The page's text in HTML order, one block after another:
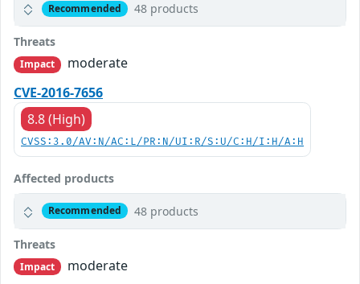
Recommended 48 products
Threats
Impact
moderate
CVE-2016-7656
8.8 (High)
CVSS:3.0/AV:N/AC:L/PR:N/UI:R/S:U/C:H/I:H/A:H
Affected products
Recommended 48 products
Threats
Impact
moderate